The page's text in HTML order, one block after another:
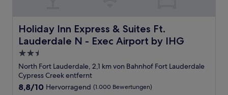
Holiday Inn Express & Suites Ft.
Lauderdale N - Exec Airport by IHG
Holiday Inn Express & Suites Ft. Lauderdale N - Exec
2.5-
Sterne-
Unterkunft
North Fort Lauderdale, 2,1 km von Bahnhof Fort Lauderdale
Cypress Creek entfernt
8.8
8,8/10 Hervorragend (1.000 Bewertungen)